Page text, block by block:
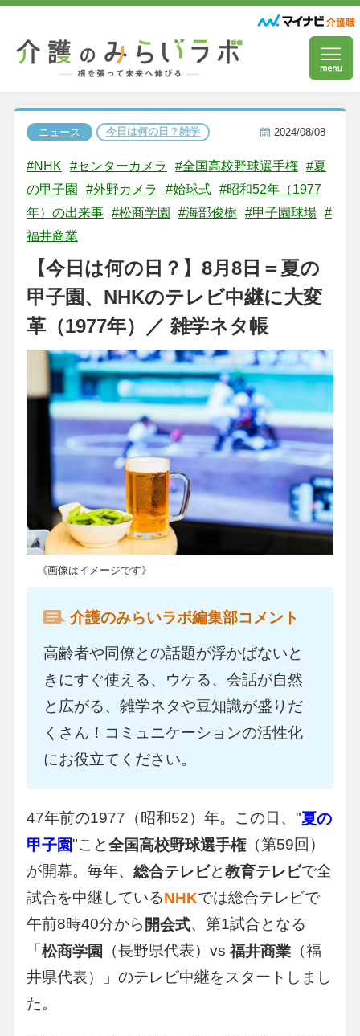
ニュース 今日は何の日？雑学 2024/08/08
#NHK #センターカメラ #全国高校野球選手権 #夏
の甲子園
#外野カメラ #始球式 #昭和52年（1977
年）の出来事 #松商学園 #海部俊樹 #甲子園球場 #
福井商業
【今日は何の日？】8月8日＝夏の
甲子園、NHKのテレビ中継に大変
革（1977年）／ 雑学ネタ帳
《画像はイメージです》
介護のみらいラボ編集部コメント
高齢者や同僚との話題が浮かばないと
きにすぐ使える、ウケる、会話が自然
と広がる、雑学ネタや豆知識が盛りだ
くさん！コミュニケーションの活性化
にお役立てください。
47年前の1977（昭和52）年。この日、"夏の
甲子園"こと全国高校野球選手権（第59回）
が開幕。毎年、 総合テレビと教育テレビで全
試合を中継しているNHKでは総合テレビで
午前8時40分から 開会式、第1試合となる
「 松商学園 （長野県代表）vs福井商業（福
井県代表）」のテレビ中継をスタートしまし
た。